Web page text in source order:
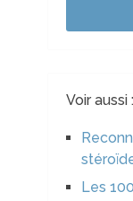
Voir aussi :
Les